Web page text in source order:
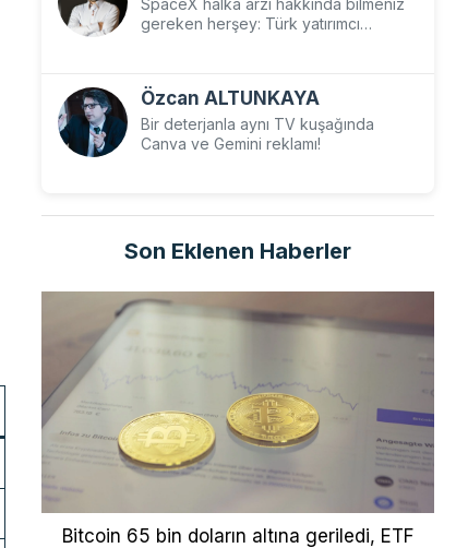
SpaceX halka arzı hakkında bilmeniz
gereken herşey: Türk yatırımcı
Özcan ALTUNKAYA
Bir deterjanla aynı TV kuşağında
Canva ve Gemini reklamı!
Son Eklenen Haberler
Bitcoin 65 bin doların altına geriledi, ETF